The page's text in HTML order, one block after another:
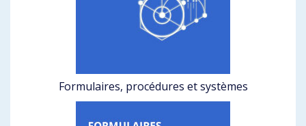
Formulaires, procédures et systèmes